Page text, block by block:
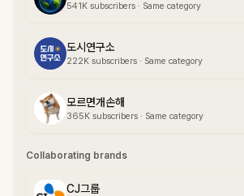
541K subscribers · Same category
도시연구소
222K subscribers · Same category
모르면개손해
365K subscribers · Same category
Collaborating brands
CJ그룹